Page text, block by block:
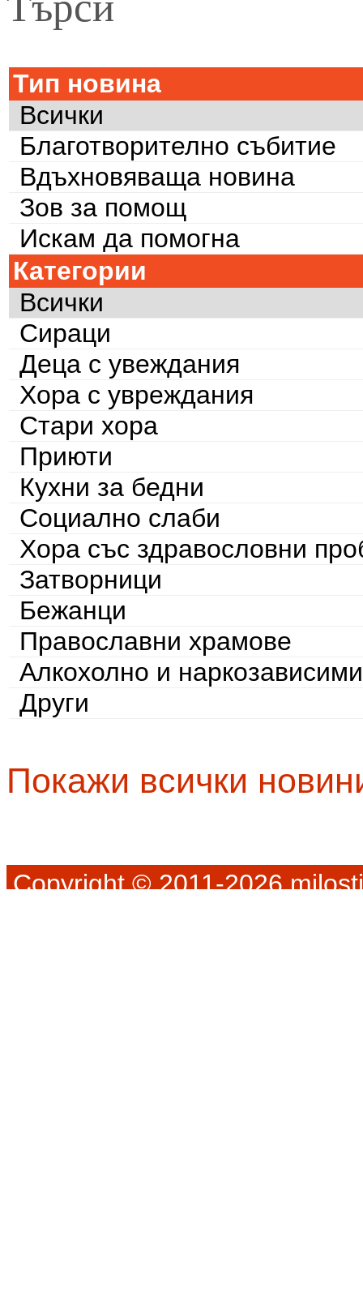
Тип новина
Всички
Благотворително събитие
Вдъхновяваща новина
Зов за помощ
Искам да помогна
Категории
Всички
Сираци
Деца с увеждания
Хора с увреждания
Стари хора
Приюти
Кухни за бедни
Социално слаби
Хора със здравословни
Затворници
Бежанци
Православни храмове
Алкохолно и наркозависими
Други
Покажи всички
Copyright © 2011-2026